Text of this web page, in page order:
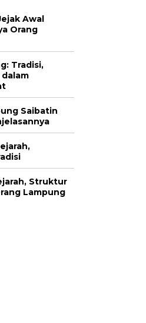
Awal
Orang
Tradisi,
dalam
Saibatin
Struktur
Lampung